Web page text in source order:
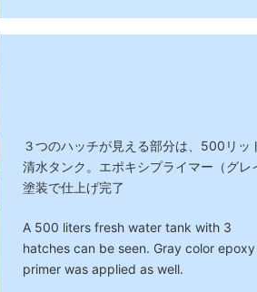
３つのハッチが見える部分は、500リッ
清水タンク。エポキシプライマー（グレ
塗装で仕上げ完了
A 500 liters fresh water tank with 3
hatches can be seen. Gray color epoxy
primer was applied as well.